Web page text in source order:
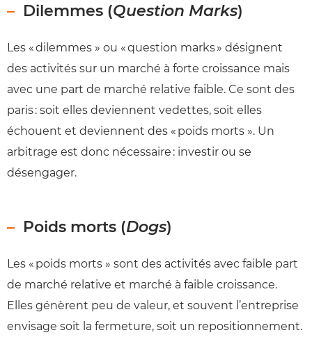
Dilemmes (Question Marks)
Les « dilemmes » ou « question marks » désignent
des activités sur un marché à forte croissance mais
avec une part de marché relative faible. Ce sont des
paris : soit elles deviennent vedettes, soit elles
échouent et deviennent des « poids morts ». Un
arbitrage est donc nécessaire : investir ou se
désengager.
Poids morts (Dogs)
Les « poids morts » sont des activités avec faible part
de marché relative et marché à faible croissance.
Elles génèrent peu de valeur, et souvent l’entreprise
envisage soit la fermeture, soit un repositionnement.